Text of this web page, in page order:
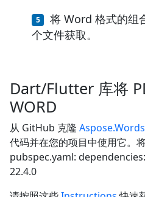
将 Word 格式的组
个文件获取。
Dart/Flutter 库将
WORD
从 GitHub 克隆
代码并在您的项目中使用它。
pubspec.yaml:
22.4.0